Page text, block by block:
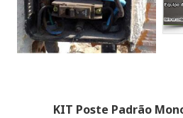
KIT Poste Padrão